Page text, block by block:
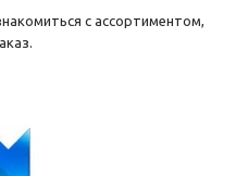
с ассортиментом,